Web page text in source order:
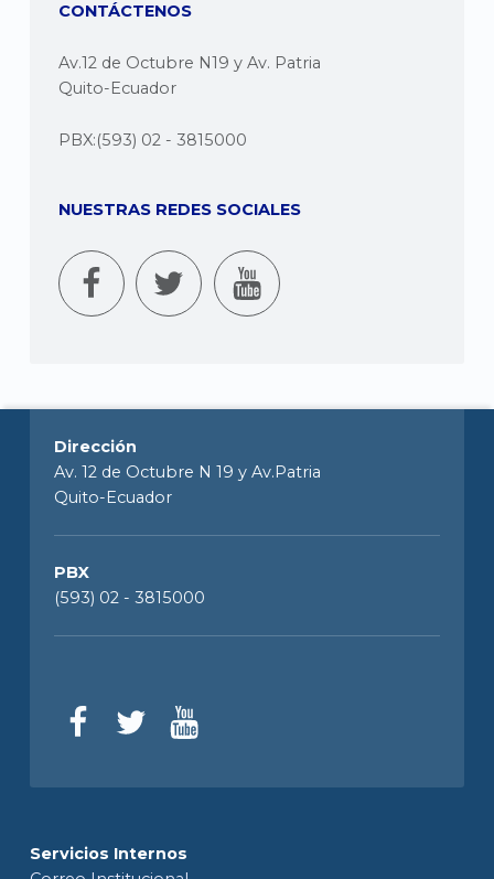
CONTÁCTENOS
Av.12 de Octubre N19 y Av. Patria
Quito-Ecuador
PBX:(593) 02 - 3815000
NUESTRAS REDES SOCIALES
Dirección
Av. 12 de Octubre N 19 y Av.Patria
Quito-Ecuador
PBX
(593) 02 - 3815000
Servicios Internos